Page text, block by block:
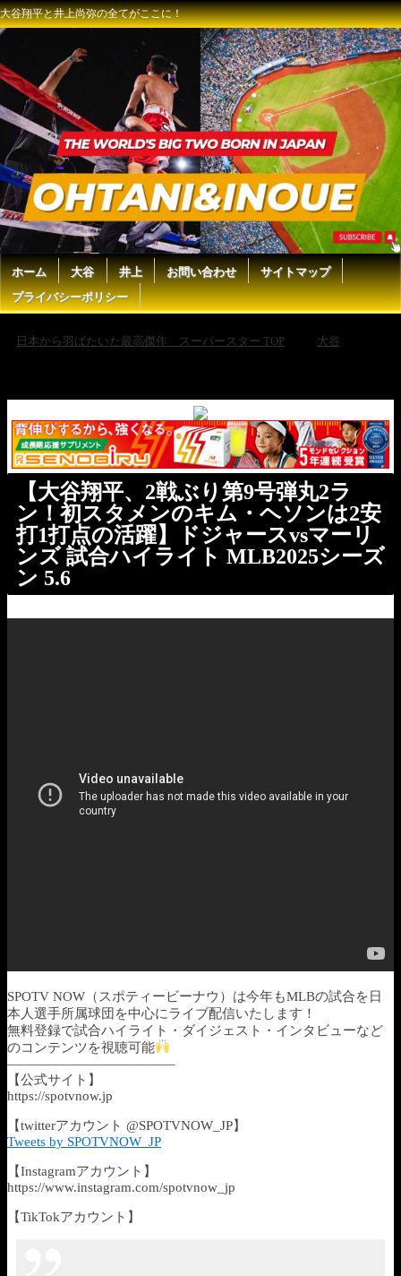
大谷翔平と井上尚弥の全てがここに！
ホーム 大谷 井上 お問い合わせ
サイトマップ
プライバシーポリシー
日本から羽ばたいた最高傑作 スーパースター TOP
大谷
【大谷翔平、2戦ぶり第9号弾丸2ラ
ン！初スタメンのキム・ヘソンは2安
打1打点の活躍】ドジャースvsマーリ
ンズ 試合ハイライト MLB2025シーズ
ン 5.6
SPOTV NOW（スポティービーナウ）は今年もMLBの試合を日
本人選手所属球団を中心にライブ配信いたします！
無料登録で試合ハイライト・ダイジェスト・インタビューなど
のコンテンツを視聴可能
————————————–
【公式サイト】
https://spotvnow.jp​​​​​​​​​​
【twitterアカウント @SPOTVNOW_JP】
Tweets by SPOTVNOW_JP
【Instagramアカウント】
https://www.instagram.com/spotvnow_jp
【TikTokアカウント】